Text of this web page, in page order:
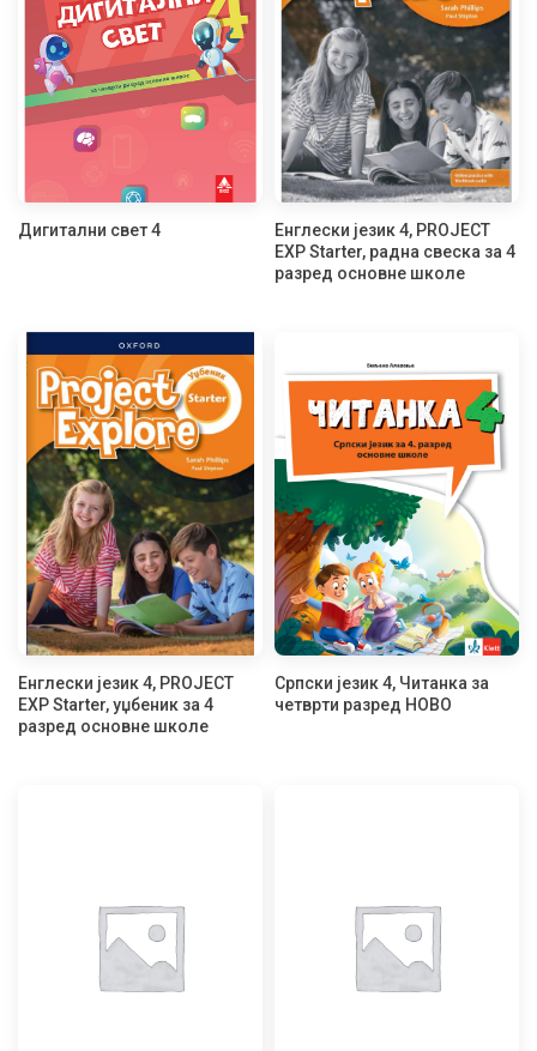
Дигитални свет 4
Енглески језик 4, PROJECT
EXP Starter, радна свеска за 4
разред основне школе
Енглески језик 4, PROJECT
EXP Starter, уџбеник за 4
разред основне школе
Српски језик 4, Читанка за
четврти разред НОВО